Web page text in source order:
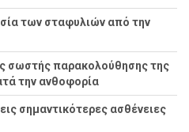
των σταφυλιών από την
σωστής παρακολούθησης της
την ανθοφορία
σημαντικότερες ασθένειες